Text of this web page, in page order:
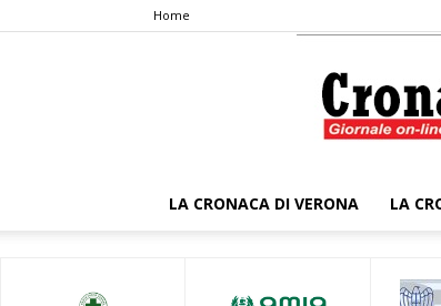
Home
LA CRONACA DI VERONA LA